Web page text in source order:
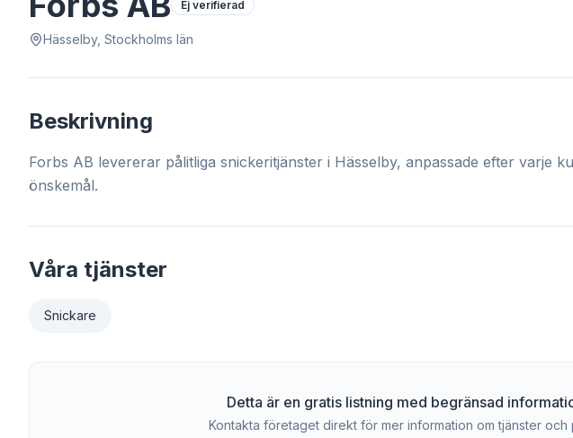
Ej verifierad
Hässelby, Stockholms län
Beskrivning
Forbs AB levererar pålitliga snickeritjänster i Hässelby, anpassade efter varje
önskemål.
Våra tjänster
Snickare
Detta är en gratis listning med begränsad
Kontakta företaget direkt för mer information om tjänster och